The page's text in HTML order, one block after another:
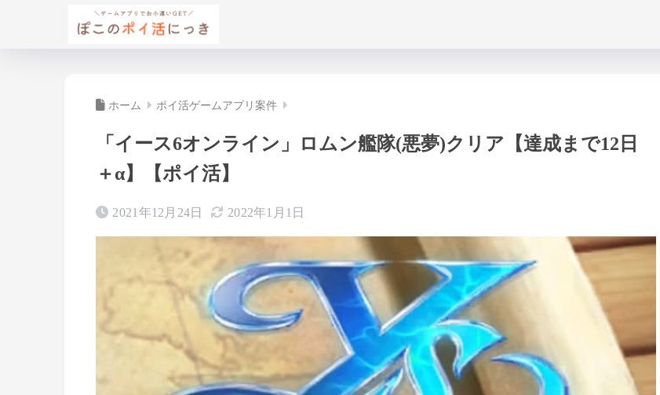
ホーム ポイ活ゲームアプリ案件
「イース6オンライン」ロムン艦隊(悪夢)クリア【達成まで12日
＋α】【ポイ活】
2021年12月24日 2022年1月1日